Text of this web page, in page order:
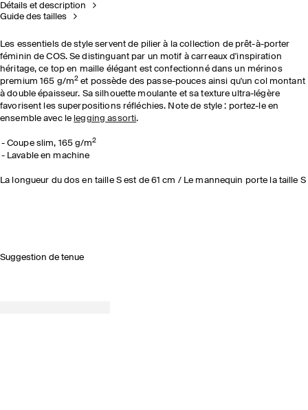
Détails et description
Guide des tailles
Les essentiels de style servent de pilier à la collection de prêt-à-porter
féminin de COS. Se distinguant par un motif à carreaux d'inspiration
héritage, ce top en maille élégant est confectionné dans un mérinos
premium 165 g/m2 et possède des passe-pouces ainsi qu'un col montant
à double épaisseur. Sa silhouette moulante et sa texture ultra-légère
favorisent les superpositions réfléchies. Note de style : portez-le en
ensemble avec le legging assorti.
Coupe slim, 165 g/m2
Lavable en machine
La longueur du dos en taille S est de 61 cm / Le mannequin porte la taille S
Suggestion de tenue